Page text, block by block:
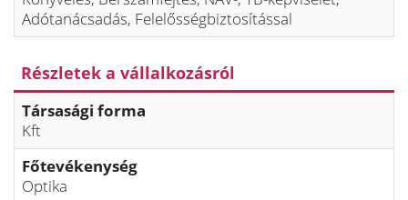
Adótanácsadás, Felelősségbiztosítással
Részletek a vállalkozásról
Társasági forma
Kft
Főtevékenység
Optika